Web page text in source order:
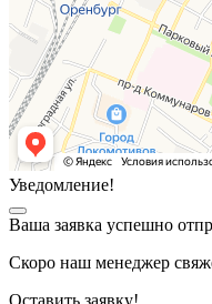
Уведомление!
Ваша заявка успешно
Скоро наш менеджер